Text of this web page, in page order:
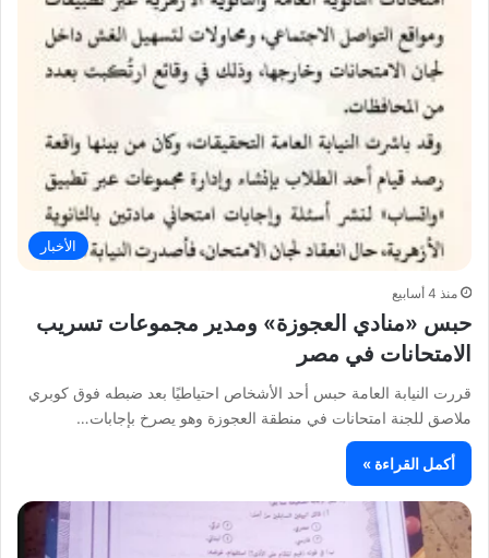
الأخبار
منذ 4 أسابيع
حبس «منادي العجوزة» ومدير مجموعات تسريب
الامتحانات في مصر
قررت النيابة العامة حبس أحد الأشخاص احتياطيًا بعد ضبطه فوق كوبري
ملاصق للجنة امتحانات في منطقة العجوزة وهو يصرخ بإجابات…
أكمل القراءة »